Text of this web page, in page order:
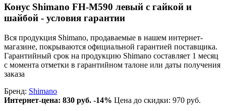
Конус Shimano FH-M590 левый с гайкой и
шайбой - условия гарантии
Вся продукция Shimano, продаваемые в нашем интернет-
магазине, покрываются официальной гарантией поставщика.
Гарантийный срок на продукцию Shimano составляет 1 месяц
с момента отметки в гарантийном талоне или даты получения
заказа
Бренд: Shimano
Интернет-цена: 830 руб. -14% Цена до скидки: 970 руб.